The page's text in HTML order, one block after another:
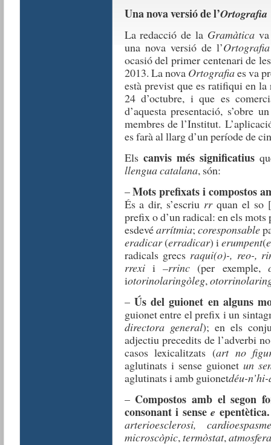
Una nova versió de l’Ortografia
La redacció de la Gramàtica
una nova versió de l’
ocasió del primer centenari de
2013. La nova Ortografiaes va
està previst que es ratifiqui en
24 d’octubre, i que es
d’aquesta presentació, s’obre
membres de l’Institut.
es farà al llarg d’un període de
Els canvis més significatius
llengua catalana, són:
–Mots prefixats i compostos
És a dir, s’escriu rrquan el so
prefix o d’un radical: en els
esdevéarrítmia; coresponsable
eradicar(erradicar) ierumpent(
radicals grecs raqui(o)-, reo-,
rrexii–rrinc (per exemple,
iotorinolaringòleg,
– Ús del guionet en alguns
guionet entre el prefix i un
directora general); en els
adjectiu precedits de l’adverbi
casos lexicalitzats (art no
aglutinats i sense guionet un
aglutinats i amb guionetdéu-
–Compostos amb el segon
consonant i sense e epentètica.
arterioesclerosi,
microscòpic,termòstat,atmosfera